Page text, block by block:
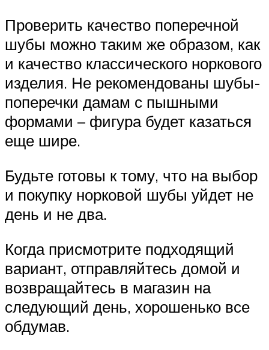
Проверить качество поперечной
шубы можно таким же образом, как
и качество классического норкового
изделия. Не рекомендованы шубы-
поперечки дамам с пышными
формами – фигура будет казаться
еще шире.
Будьте готовы к тому, что на выбор
и покупку норковой шубы уйдет не
день и не два.
Когда присмотрите подходящий
вариант, отправляйтесь домой и
возвращайтесь в магазин на
следующий день, хорошенько все
обдумав.